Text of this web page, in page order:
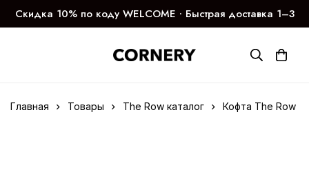
Скидка 10% по коду WELCOME ∙ Быстрая доставка 1–3
дня
Главная Товары The Row каталог Кофта The Row